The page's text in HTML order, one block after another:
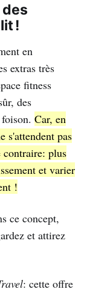
!
en
extras très
fitness
des
Car, en
s'attendent pas
contraire: plus
et varier
!
ce concept,
et attirez
: cette offre